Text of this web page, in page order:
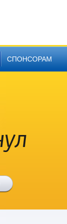
СПОНСОРАМ